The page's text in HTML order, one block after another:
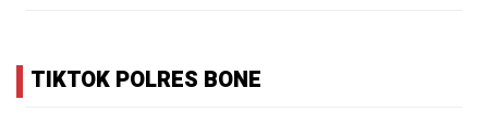
TIKTOK POLRES BONE